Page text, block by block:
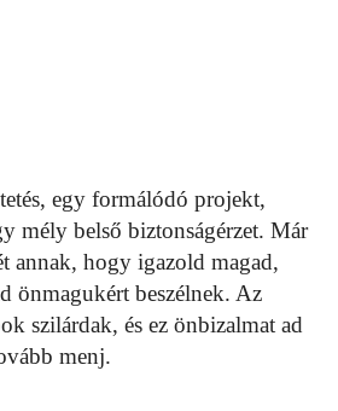
egy formálódó projekt,
mély belső biztonságérzet. Már
annak, hogy igazold magad,
önmagukért beszélnek. Az
szilárdak, és ez önbizalmat ad
menj.